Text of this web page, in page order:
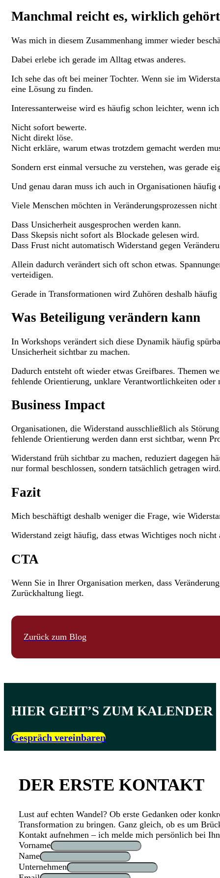
Manchmal reicht es, wirklich
Was mich in diesem Zusammenhang immer wieder
Dabei erlebe ich gerade im Alltag etwas anderes.
Ich sehe das oft bei meiner Tochter. Wenn sie im
eine Lösung zu finden.
Interessanterweise wird es häufig schon leichter, wenn
Nicht sofort bewerte.
Nicht direkt löse.
Nicht erkläre, warum etwas trotzdem gemacht werden
Sondern erst einmal versuche zu verstehen, was gerade
Und genau daran muss ich auch in Organisationen häufig
Viele Menschen möchten in Veränderungsprozessen
Dass Unsicherheit ausgesprochen werden kann.
Dass Skepsis nicht sofort als Blockade gelesen wird.
Dass Frust nicht automatisch Widerstand gegen
Allein dadurch verändert sich oft schon etwas.
verteidigen.
Gerade in Transformationen wird Zuhören deshalb häufig
Was Beteiligung verändern kann
In Workshops verändert sich diese Dynamik häufig
Unsicherheit sichtbar zu machen.
Dadurch entsteht oft wieder etwas Greifbares. Themen
fehlende Orientierung, unklare Verantwortlichkeiten oder
Business Impact
Organisationen, die Widerstand ausschließlich als
fehlende Orientierung werden dann erst sichtbar, wenn
Widerstand früh sichtbar zu machen, reduziert dagegen
nur formal beschlossen, sondern tatsächlich getragen
Fazit
Mich beschäftigt deshalb weniger die Frage, wie
Widerstand zeigt häufig, dass etwas Wichtiges noch
CTA
Wenn Sie in Ihrer Organisation merken, dass
Zurückhaltung liegt.
Zurück zum Blog
HIER GEHT’S ZUM KALENDER
Gespräch vereinbaren
DER ERSTE KONTAKT
Lust auf echten Wandel? Ob erste Gedanken oder
Transformation zu bringen. Ganz gleich, ob es um
Kontakt aufnehmen – ich melde mich persönlich bei
Vorname
Name
Unternehmen